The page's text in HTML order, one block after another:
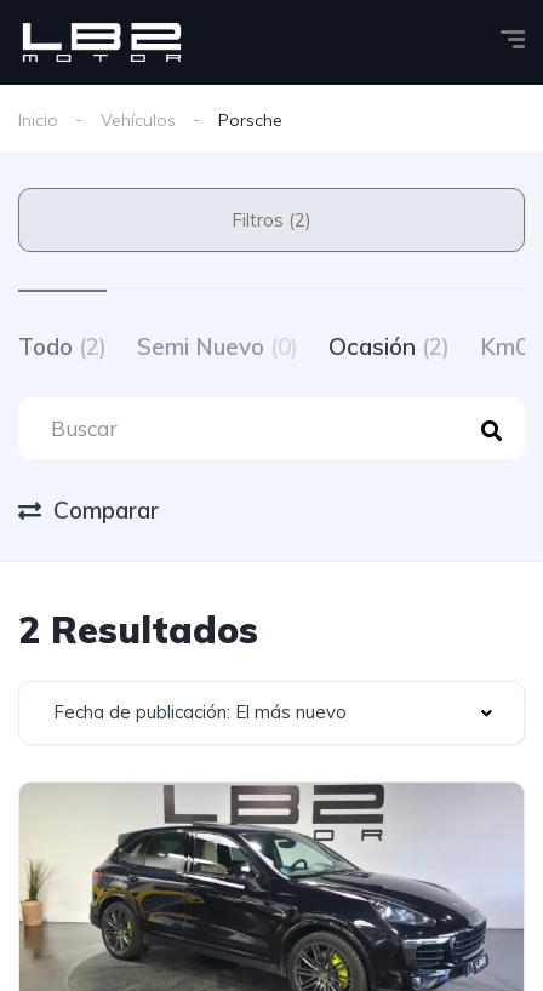
Inicio Vehículos Porsche
Filtros (2)
Todo (2) Semi Nuevo (0) Ocasión (2) Km0
Comparar
2 Resultados
Fecha de publicación: El más nuevo